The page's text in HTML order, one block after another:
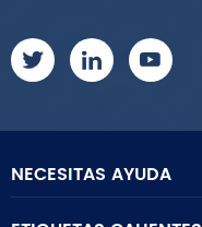
NECESITAS AYUDA